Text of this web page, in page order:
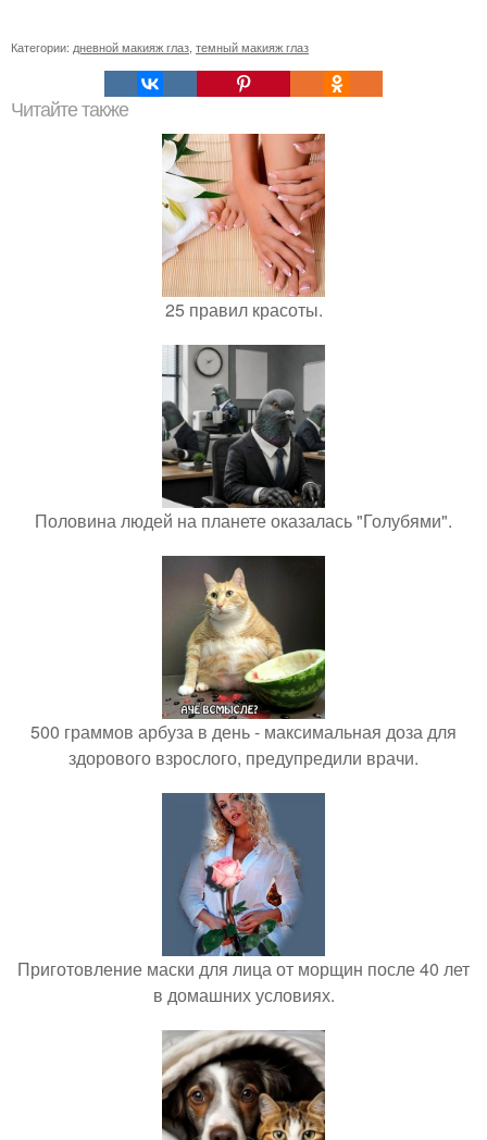
Категории: дневной макияж глаз темный макияж глаз
Читайте также
25 правил красоты.
Половина людей на планете оказалась "Голубями".
500 граммов арбуза в день - максимальная доза для
здорового взрослого, предупредили врачи.
Приготовление маски для лица от морщин после 40 лет
в домашних условиях.